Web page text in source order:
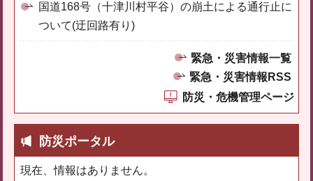
国道168号（十津川村平谷）の崩土による通行止に
ついて(迂回路有り)
緊急・災害情報一覧
緊急・災害情報RSS
防災・危機管理ページ
防災ポータル
現在、情報はありません。